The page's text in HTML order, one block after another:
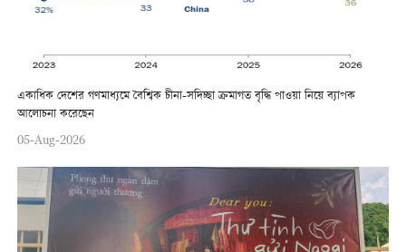
একাধিক দেশের গণমাধ্যমে বৈশ্বিক চীনা-সদিচ্ছা ক্রমাগত বৃদ্ধি পাওয়া নিয়ে ব্যাপক
আলোচনা করেছেন
05-Aug-2026